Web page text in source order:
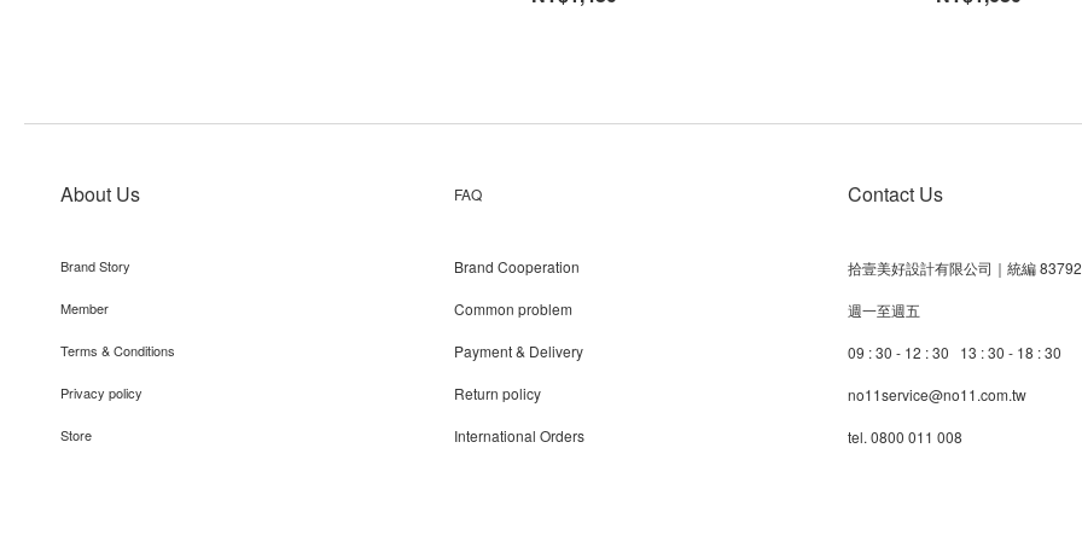
About Us
Brand Story
Member
Terms & Conditions
Privacy policy
Store
FAQ
Brand Cooperation
Common problem
Payment & Delivery
Return policy
International Orders
Contact Us
拾壹美好設計有限公司｜統編
週一至週五
09 : 30 - 12 : 30 13 : 30 - 18 : 30
no11service@no11.com.tw
tel. 0800 011 008